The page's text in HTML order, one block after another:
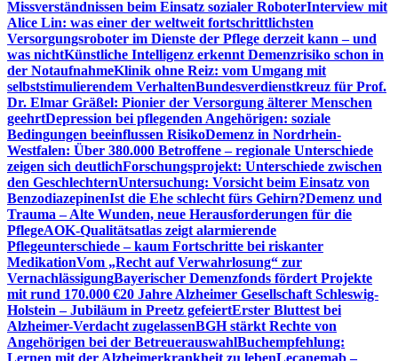
Missverständnissen beim Einsatz sozialer RoboterInterview mit
Alice Lin: was einer der weltweit fortschrittlichsten
Versorgungsroboter im Dienste der Pflege derzeit kann – und
was nichtKünstliche Intelligenz erkennt Demenzrisiko schon in
der NotaufnahmeKlinik ohne Reiz: vom Umgang mit
selbststimulierendem VerhaltenBundesverdienstkreuz für Prof.
Dr. Elmar Gräßel: Pionier der Versorgung älterer Menschen
geehrtDepression bei pflegenden Angehörigen: soziale
Bedingungen beeinflussen RisikoDemenz in Nordrhein-
Westfalen: Über 380.000 Betroffene – regionale Unterschiede
zeigen sich deutlichForschungsprojekt: Unterschiede zwischen
den GeschlechternUntersuchung: Vorsicht beim Einsatz von
BenzodiazepinenIst die Ehe schlecht fürs Gehirn?Demenz und
Trauma – Alte Wunden, neue Herausforderungen für die
PflegeAOK-Qualitätsatlas zeigt alarmierende
Pflegeunterschiede – kaum Fortschritte bei riskanter
MedikationVom „Recht auf Verwahrlosung“ zur
VernachlässigungBayerischer Demenzfonds fördert Projekte
mit rund 170.000 €20 Jahre Alzheimer Gesellschaft Schleswig-
Holstein – Jubiläum in Preetz gefeiertErster Bluttest bei
Alzheimer-Verdacht zugelassenBGH stärkt Rechte von
Angehörigen bei der BetreuerauswahlBuchempfehlung: